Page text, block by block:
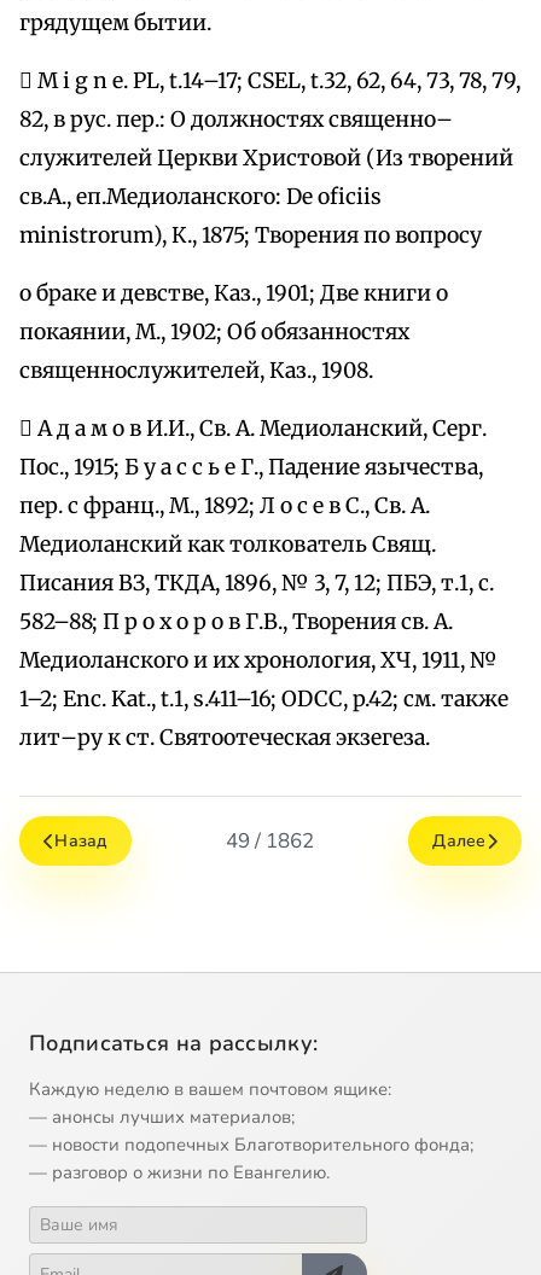
грядущем бытии.
 M i g n e. PL, t.14–17; CSEL, t.32, 62, 64, 73, 78, 79,
82, в рус. пер.: О должностях священно–
служителей Церкви Христовой (Из творений
св.А., еп.Медиоланского: De oficiis
ministrorum), К., 1875; Творения по вопросу
о браке и девстве, Каз., 1901; Две книги о
покаянии, М., 1902; Об обязанностях
священнослужителей, Каз., 1908.
 А д а м о в И.И., Св. А. Медиоланский, Серг.
Пос., 1915; Б у а с с ь е Г., Падение язычества,
пер. с франц., М., 1892; Л о с е в С., Св. А.
Медиоланский как толкователь Свящ.
Писания ВЗ, ТКДА, 1896, № 3, 7, 12; ПБЭ, т.1, с.
582–88; П р о х о р о в Г.В., Творения св. А.
Медиоланского и их хронология, ХЧ, 1911, №
1–2; Enc. Kat., t.1, s.411–16; ODCC, p.42; см. также
лит–ру к ст. Святоотеческая экзегеза.
Назад 49 / 1862 Далее
Подписаться на рассылку:
Каждую неделю в вашем почтовом ящике:
— анонсы лучших материалов;
— новости подопечных Благотворительного фонда;
— разговор о жизни по Евангелию.